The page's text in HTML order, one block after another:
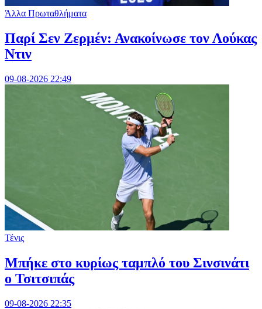
Άλλα Πρωταθλήματα
Παρί Σεν Ζερμέν: Ανακοίνωσε τον Λούκας
Ντιν
09-08-2026 22:49
Τένις
Mπήκε στο κυρίως ταμπλό του Σινσινάτι
ο Τσιτσιπάς
09-08-2026 22:35